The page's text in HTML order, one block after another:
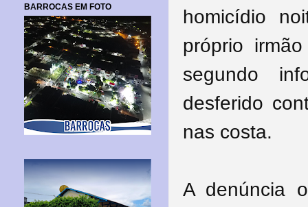
homicídio
próprio
segundo
desferido
nas costa.
A denúncia
BARROCAS EM FOTO